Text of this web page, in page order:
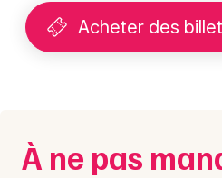
Soirées
Sorties & loisirs
Strasbourg
Toulouse
Acheter des
À ne pas